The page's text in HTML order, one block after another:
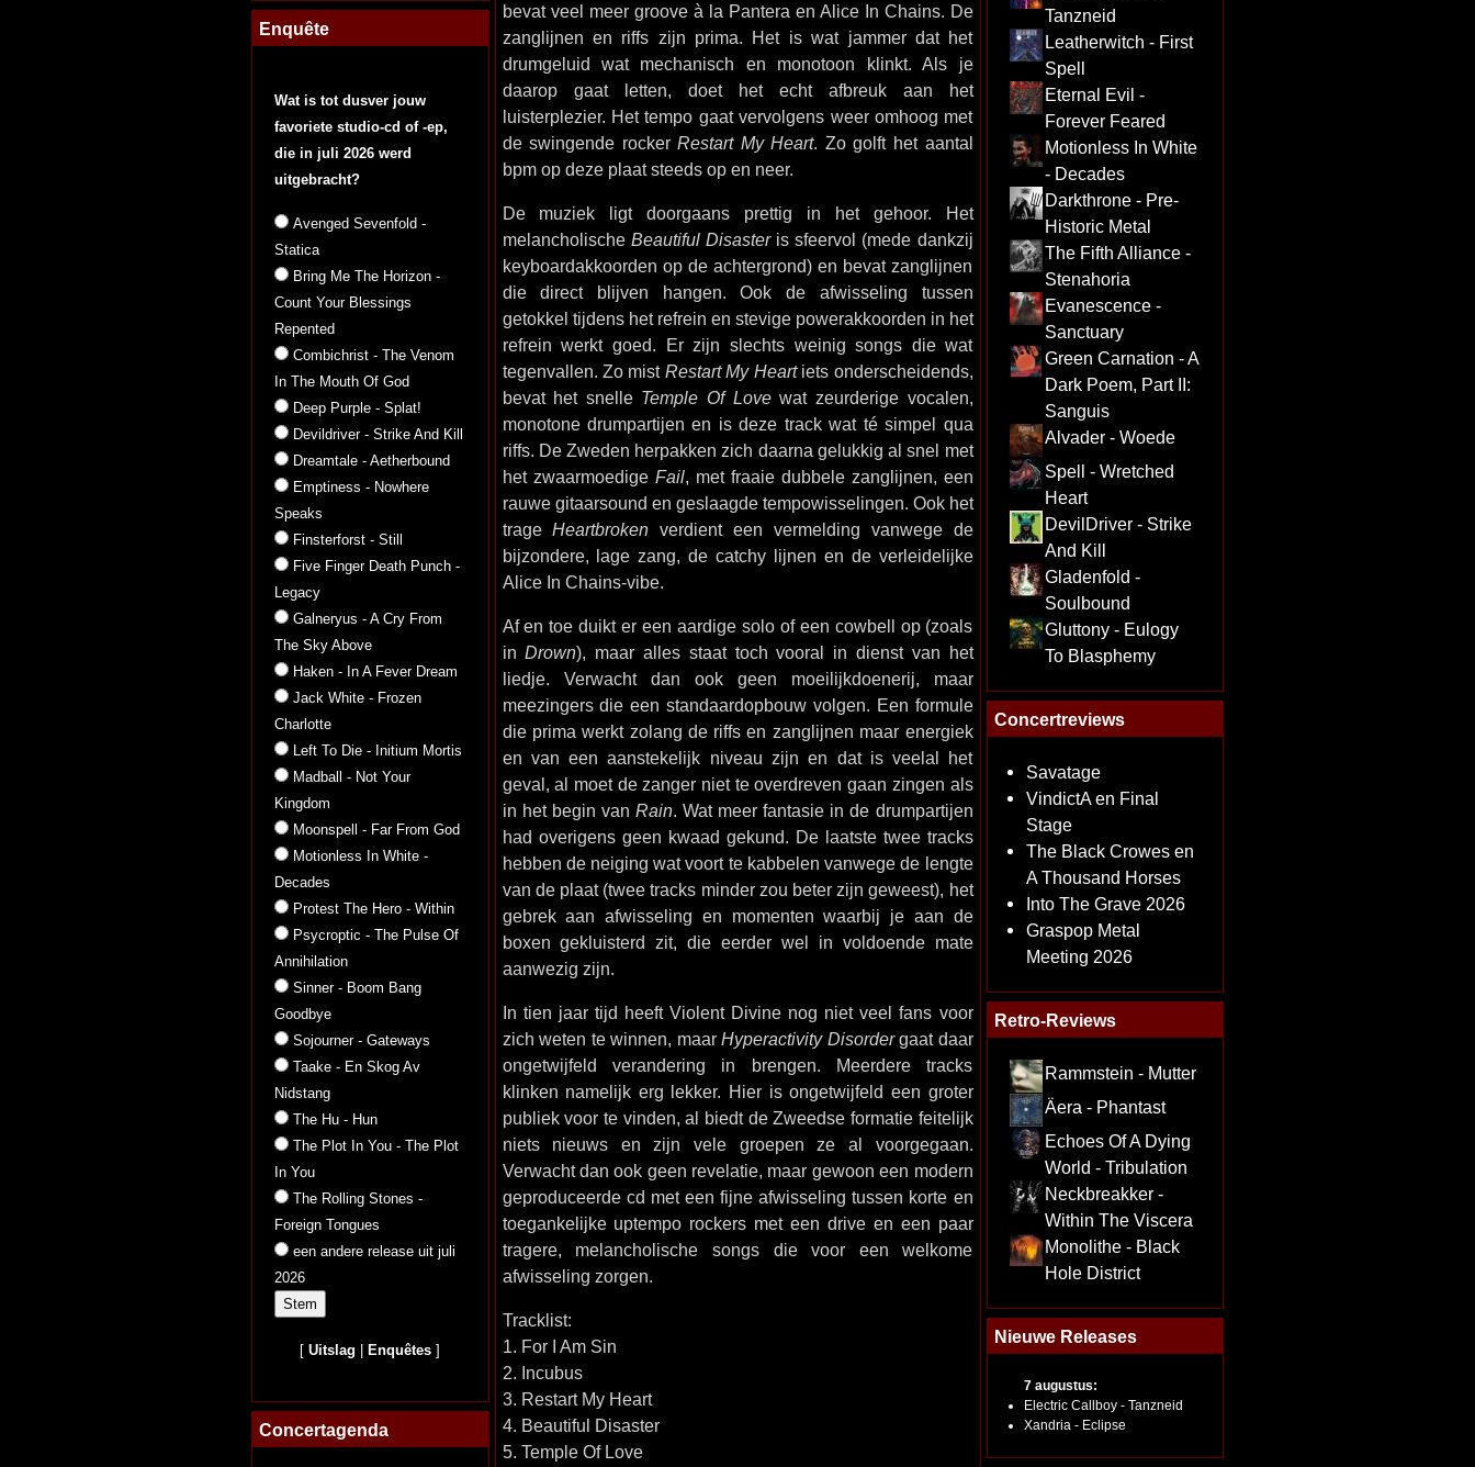
Enquête
Wat is tot dusver jouw
favoriete studio-cd of -ep,
die in juli 2026 werd
uitgebracht?
Avenged Sevenfold -
Statica
Bring Me The Horizon -
Count Your Blessings
Repented
Combichrist - The Venom
In The Mouth Of God
Deep Purple - Splat!
Devildriver - Strike And Kill
Dreamtale - Aetherbound
Emptiness - Nowhere
Speaks
Finsterforst - Still
Five Finger Death Punch -
Legacy
Galneryus - A Cry From
The Sky Above
Haken - In A Fever Dream
Jack White - Frozen
Charlotte
Left To Die - Initium Mortis
Madball - Not Your
Kingdom
Moonspell - Far From God
Motionless In White -
Decades
Protest The Hero - Within
Psycroptic - The Pulse Of
Annihilation
Sinner - Boom Bang
Goodbye
Sojourner - Gateways
Taake - En Skog Av
Nidstang
The Hu - Hun
The Plot In You - The Plot
In You
The Rolling Stones -
Foreign Tongues
een andere release uit juli
2026
[Uitslag Enquêtes ]
Concertagenda
bevat veel meer groove à la Pantera en Alice In Chains. De
zanglijnen en riffs zijn prima. Het is wat jammer dat het
drumgeluid wat mechanisch en monotoon klinkt. Als je
daarop gaat letten, doet het echt afbreuk aan het
luisterplezier. Het tempo gaat vervolgens weer omhoog met
de swingende rockerRestart My Heart. Zo golft het aantal
bpm op deze plaat steeds op en neer.
De muziek ligt doorgaans prettig in het gehoor. Het
melancholische Beautiful Disasteris sfeervol (mede dankzij
keyboardakkoorden op de achtergrond) en bevat zanglijnen
die direct blijven hangen. Ook de afwisseling tussen
getokkel tijdens het refrein en stevige powerakkoorden in het
refrein werkt goed. Er zijn slechts weinig songs die wat
tegenvallen. Zo mist Restart My Heartiets onderscheidends,
bevat het snelle Temple Of Lovewat zeurderige vocalen,
monotone drumpartijen en is deze track wat té simpel qua
riffs. De Zweden herpakken zich daarna gelukkig al snel met
het zwaarmoedige Fail, met fraaie dubbele zanglijnen, een
rauwe gitaarsound en geslaagde tempowisselingen. Ook het
trageHeartbroken verdient een vermelding vanwege de
bijzondere, lage zang, de catchy lijnen en de verleidelijke
Alice In Chains-vibe.
Af en toe duikt er een aardige solo of een cowbell op (zoals
inDrown), maar alles staat toch vooral in dienst van het
liedje. Verwacht dan ook geen moeilijkdoenerij, maar
meezingers die een standaardopbouw volgen. Een formule
die prima werkt zolang de riffs en zanglijnen maar energiek
en van een aanstekelijk niveau zijn en dat is veelal het
geval, al moet de zanger niet te overdreven gaan zingen als
in het begin van Rain. Wat meer fantasie in de drumpartijen
had overigens geen kwaad gekund. De laatste twee tracks
hebben de neiging wat voort te kabbelen vanwege de lengte
van de plaat (twee tracks minder zou beter zijn geweest), het
gebrek aan afwisseling en momenten waarbij je aan de
boxen gekluisterd zit, die eerder wel in voldoende mate
aanwezig zijn.
In tien jaar tijd heeft Violent Divine nog niet veel fans voor
zich weten te winnen, maar Hyperactivity Disordergaat daar
ongetwijfeld verandering in brengen. Meerdere tracks
klinken namelijk erg lekker. Hier is ongetwijfeld een groter
publiek voor te vinden, al biedt de Zweedse formatie feitelijk
niets nieuws en zijn vele groepen ze al voorgegaan.
Verwacht dan ook geen revelatie, maar gewoon een modern
geproduceerde cd met een fijne afwisseling tussen korte en
toegankelijke uptempo rockers met een drive en een paar
tragere, melancholische songs die voor een welkome
afwisseling zorgen.
Tracklist:
1. For I Am Sin
2. Incubus
3. Restart My Heart
4. Beautiful Disaster
5. Temple Of Love
Tanzneid
Leatherwitch - First
Spell
Eternal Evil -
Forever Feared
Motionless In White
- Decades
Darkthrone - Pre-
Historic Metal
The Fifth Alliance -
Stenahoria
Evanescence -
Sanctuary
Green Carnation - A
Dark Poem, Part II:
Sanguis
Alvader - Woede
Spell - Wretched
Heart
DevilDriver - Strike
And Kill
Gladenfold -
Soulbound
Gluttony - Eulogy
To Blasphemy
Concertreviews
Savatage
VindictA en Final
Stage
The Black Crowes en
A Thousand Horses
Into The Grave 2026
Graspop Metal
Meeting 2026
Retro-Reviews
Rammstein - Mutter
Äera - Phantast
Echoes Of A Dying
World - Tribulation
Neckbreakker -
Within The Viscera
Monolithe - Black
Hole District
Nieuwe Releases
7 augustus:
Electric Callboy - Tanzneid
Xandria - Eclipse